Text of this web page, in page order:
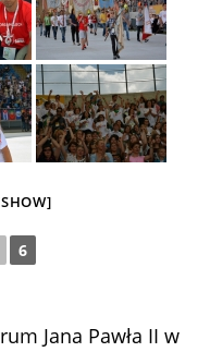
6
Jana Pawła II w